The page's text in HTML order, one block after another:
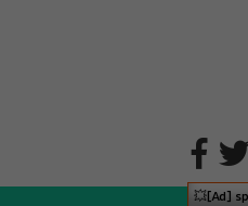
💥[Ad]